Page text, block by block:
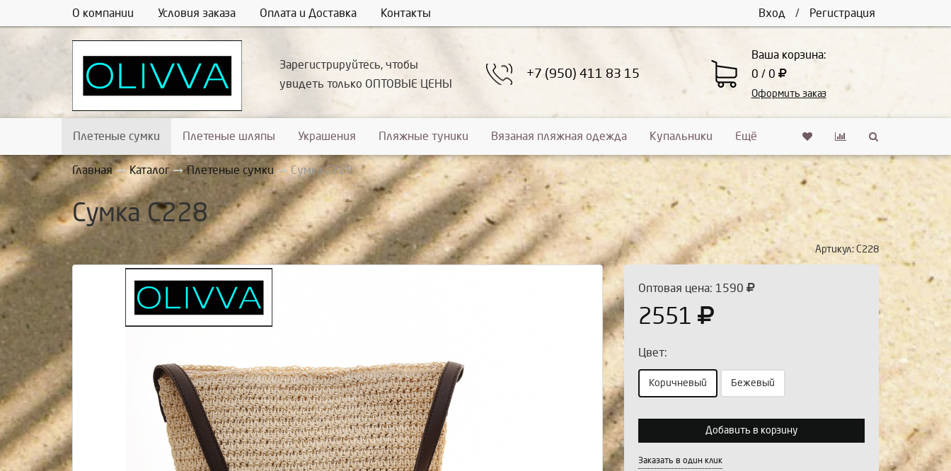
О компании Условия заказа Оплата и Доставка Контакты Вход / Регистрация
Зарегистрируйтесь, чтобы
увидеть только ОПТОВЫЕ ЦЕНЫ
+7 (950) 411 83 15
Ваша корзина:
0 / 0
Оформить заказ
Плетеные сумки Плетеные шляпы Украшения Пляжные туники Вязаная пляжная одежда Купальники Ещё
Главная Каталог Плетеные сумки Сумка С228
Сумка С228
Артикул: С228
Оптовая цена: 1590
2551
Цвет:
Коричневый Бежевый
Выберите количество:
Добавить в корзину
Заказать в один клик